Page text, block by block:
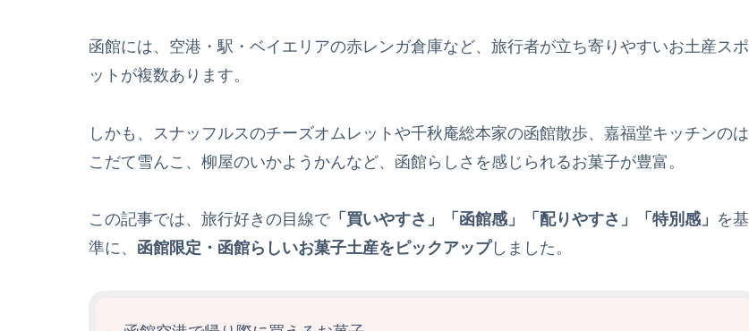
函館には、空港・駅・ベイエリアの赤レンガ倉庫など、旅行者が立ち寄りやすいお土産スポ
ットが複数あります。
しかも、スナッフルスのチーズオムレットや千秋庵総本家の函館散歩、嘉福堂キッチンのは
こだて雪んこ、柳屋のいかようかんなど、函館らしさを感じられるお菓子が豊富。
この記事では、旅行好きの目線で「買いやすさ」「函館感」「配りやすさ」「特別感」 を基
準に、 函館限定・函館らしいお菓子土産をピックアップしました。